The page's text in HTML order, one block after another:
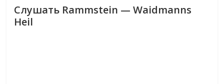
Слушать Rammstein — Waidmanns
Heil